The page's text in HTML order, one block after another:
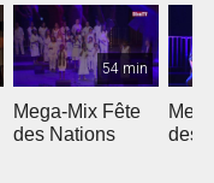
54 min
Mega-Mix Fête
des Nations
des